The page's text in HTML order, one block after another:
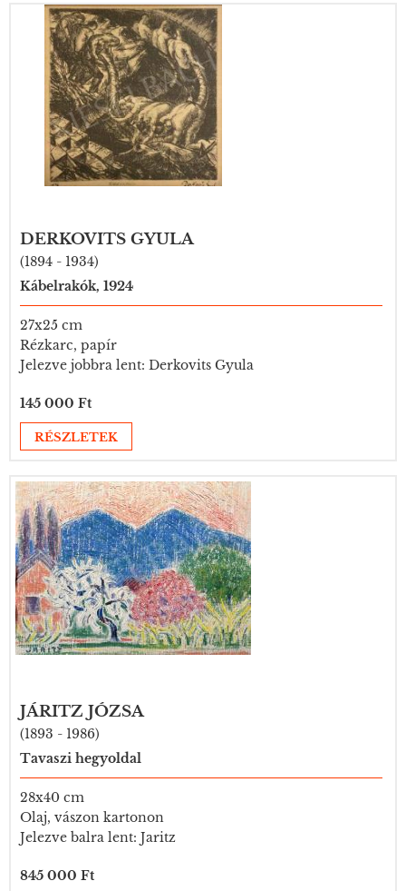
DERKOVITS GYULA
(1894 - 1934)
Kábelrakók, 1924
27x25 cm
Rézkarc, papír
Jelezve jobbra lent: Derkovits Gyula
145 000 Ft
RÉSZLETEK
JÁRITZ JÓZSA
(1893 - 1986)
Tavaszi hegyoldal
28x40 cm
Olaj, vászon kartonon
Jelezve balra lent: Jaritz
845 000 Ft